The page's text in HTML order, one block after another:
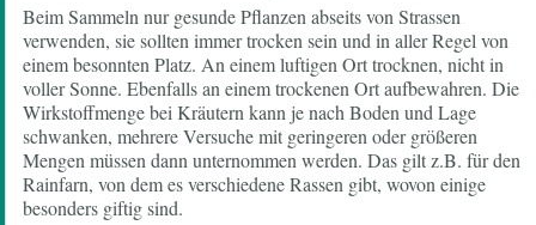
Beim Sammeln nur gesunde Pflanzen abseits von Strassen
verwenden, sie sollten immer trocken sein und in aller Regel von
einem besonnten Platz. An einem luftigen Ort trocknen, nicht in
voller Sonne. Ebenfalls an einem trockenen Ort aufbewahren. Die
Wirkstoffmenge bei Kräutern kann je nach Boden und Lage
schwanken, mehrere Versuche mit geringeren oder größeren
Mengen müssen dann unternommen werden. Das gilt z.B. für den
Rainfarn, von dem es verschiedene Rassen gibt, wovon einige
besonders giftig sind.